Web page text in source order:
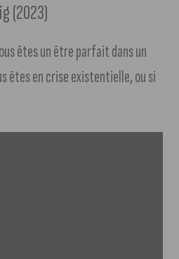
(2023)
êtes un être parfait dans un
êtes en crise existentielle, ou si